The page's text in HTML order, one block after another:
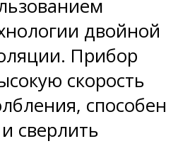
двойной
Прибор
скорость
способен
сверлить